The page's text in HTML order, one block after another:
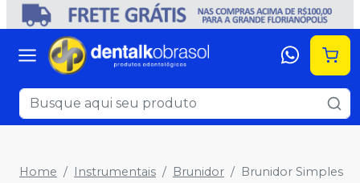
Home Instrumentais Brunidor Brunidor Simples